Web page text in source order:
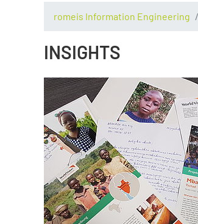
romeis Information Engineering
INSIGHTS